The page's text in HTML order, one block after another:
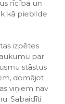
rīcība un
kā piebilde
izpētes
par
stāstus
domājot
viņiem nav
Sabaidīti